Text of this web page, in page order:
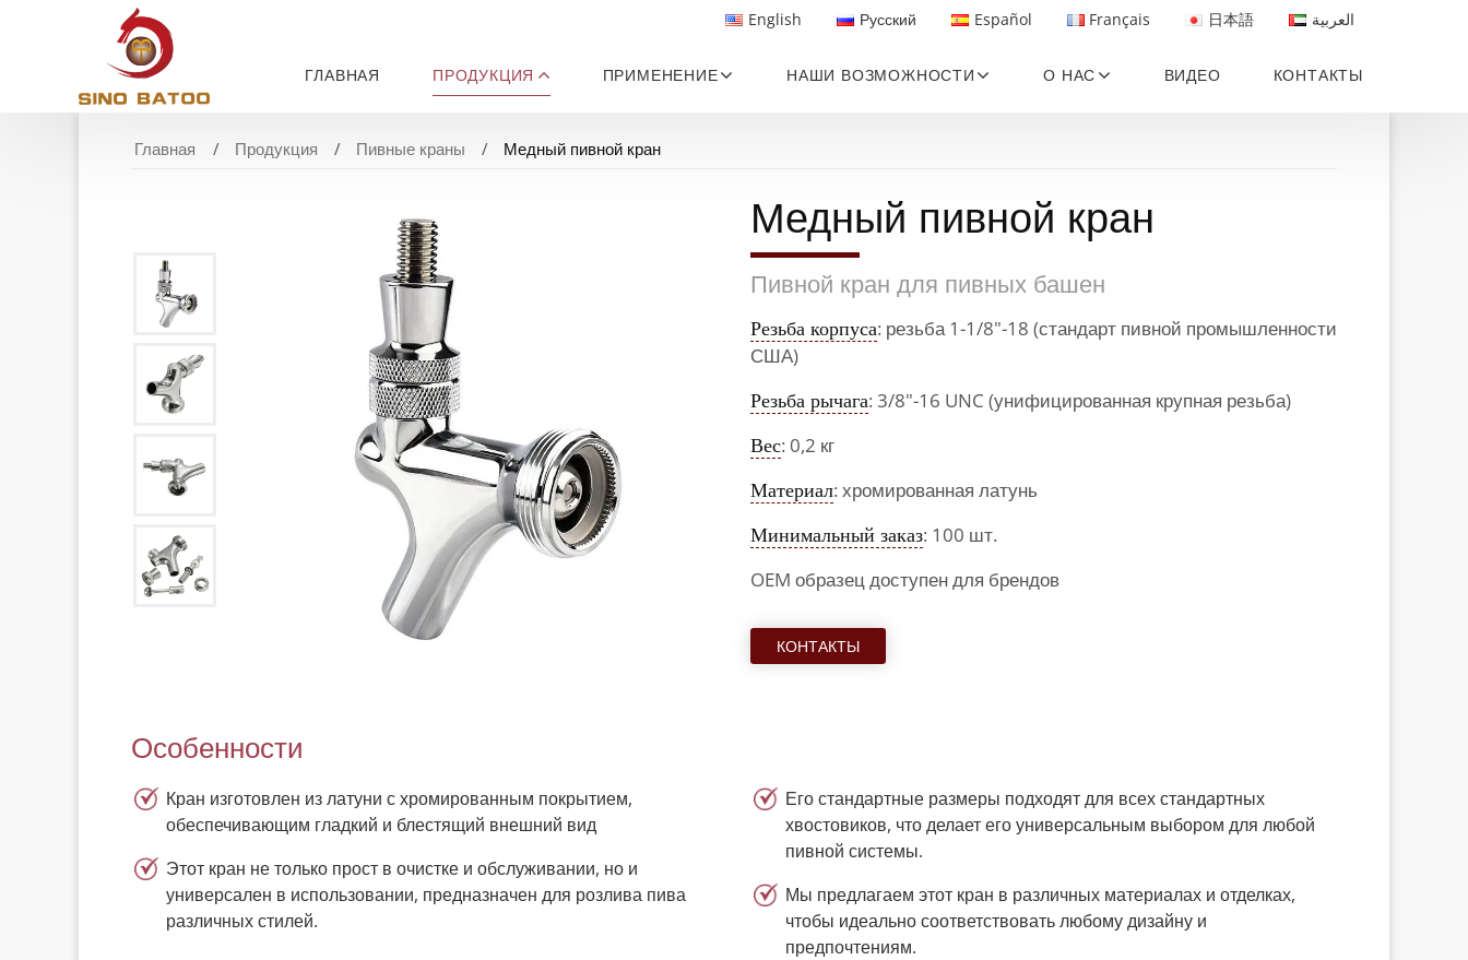
English Русский Español Français 日本語 العربية
ГЛАВНАЯ ПРОДУКЦИЯ ПРИМЕНЕНИЕ НАШИ ВОЗМОЖНОСТИ О НАС ВИДЕО КОНТАКТЫ
Главная Продукция Пивные краны Медный пивной кран
Медный пивной кран
Пивной кран для пивных башен
Резьба корпуса: резьба 1-1/8"-18 (стандарт пивной промышленности
США)
Резьба рычага: 3/8"-16 UNC (унифицированная крупная резьба)
Вес: 0,2 кг
Материал: хромированная латунь
Минимальный заказ: 100 шт.
OEM образец доступен для брендов
КОНТАКТЫ
Особенности
Кран изготовлен из латуни с хромированным покрытием,
обеспечивающим гладкий и блестящий внешний вид
Этот кран не только прост в очистке и обслуживании, но и
универсален в использовании, предназначен для розлива пива
различных стилей.
Его стандартные размеры подходят для всех стандартных
хвостовиков, что делает его универсальным выбором для любой
пивной системы.
Мы предлагаем этот кран в различных материалах и отделках,
чтобы идеально соответствовать любому дизайну и
предпочтениям.